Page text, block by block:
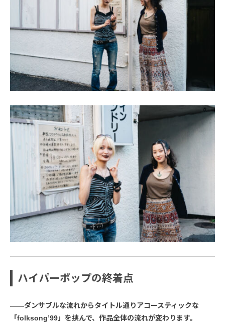
ハイパーポップの終着点
――ダンサブルな流れからタイトル通りアコースティックな
「folksong’99」を挟んで、作品全体の流れが変わります。